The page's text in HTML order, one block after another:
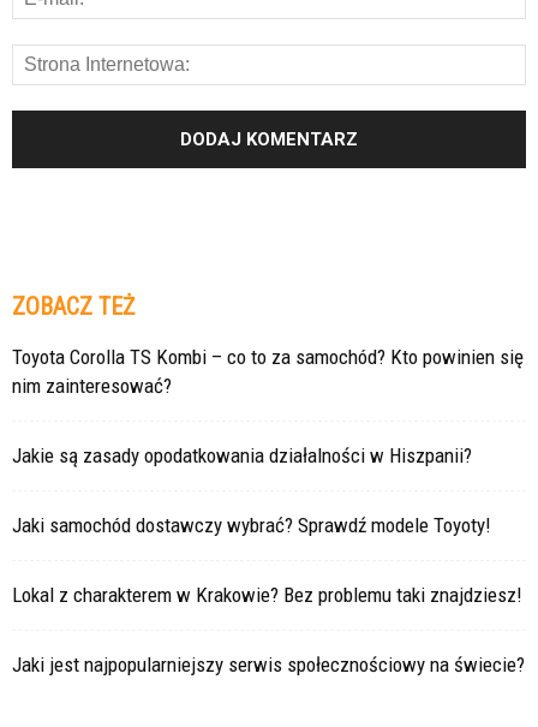
ZOBACZ TEŻ
Toyota Corolla TS Kombi – co to za samochód? Kto powinien się
nim zainteresować?
Jakie są zasady opodatkowania działalności w Hiszpanii?
Jaki samochód dostawczy wybrać? Sprawdź modele Toyoty!
Lokal z charakterem w Krakowie? Bez problemu taki znajdziesz!
Jaki jest najpopularniejszy serwis społecznościowy na świecie?